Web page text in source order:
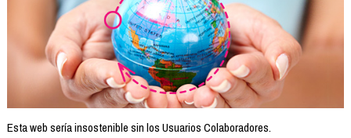
Esta web sería insostenible sin los Usuarios Colaboradores.